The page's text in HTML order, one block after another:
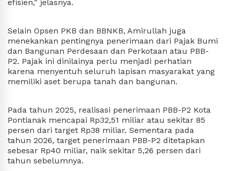
efisien,” jelasnya.
Selain Opsen PKB dan BBNKB, Amirullah juga
menekankan pentingnya penerimaan dari Pajak Bumi
dan Bangunan Perdesaan dan Perkotaan atau PBB-
P2. Pajak ini dinilainya perlu menjadi perhatian
karena menyentuh seluruh lapisan masyarakat yang
memiliki aset berupa tanah dan bangunan.
Pada tahun 2025, realisasi penerimaan PBB-P2 Kota
Pontianak mencapai Rp32,51 miliar atau sekitar 85
persen dari target Rp38 miliar. Sementara pada
tahun 2026, target penerimaan PBB-P2 ditetapkan
sebesar Rp40 miliar, naik sekitar 5,26 persen dari
tahun sebelumnya.